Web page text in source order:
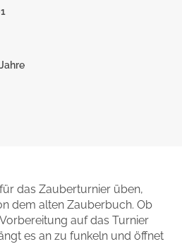
das Zauberturnier üben,
dem alten Zauberbuch. Ob
auf das Turnier
es an zu funkeln und öffnet